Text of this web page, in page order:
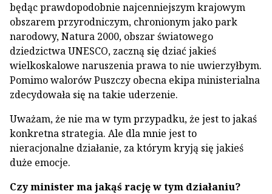
będąc prawdopodobnie najcenniejszym krajowym
obszarem przyrodniczym, chronionym jako park
narodowy, Natura 2000, obszar światowego
dziedzictwa UNESCO, zaczną się dziać jakieś
wielkoskalowe naruszenia prawa to nie uwierzyłbym.
Pomimo walorów Puszczy obecna ekipa ministerialna
zdecydowała się na takie uderzenie.
Uważam, że nie ma w tym przypadku, że jest to jakaś
konkretna strategia. Ale dla mnie jest to
nieracjonalne działanie, za którym kryją się jakieś
duże emocje.
Czy minister ma jakąś rację w tym działaniu?